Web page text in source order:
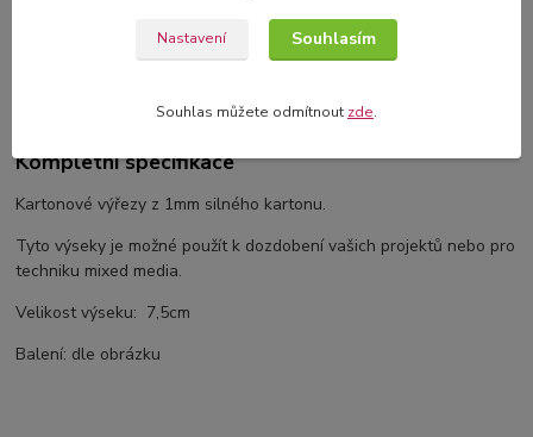
Kompletní specifikace
Kompletní specifikace
Kartonové výřezy z 1mm silného kartonu.
Tyto výseky je možné použít k dozdobení vašich projektů nebo pro
techniku mixed media.
Velikost výseku: 7,5cm
Balení: dle obrázku
Nastavení Souhlasím
Souhlas můžete odmítnout zde.